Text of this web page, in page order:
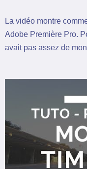
La vidéo montre
Adobe Première Pro.
avait pas assez de